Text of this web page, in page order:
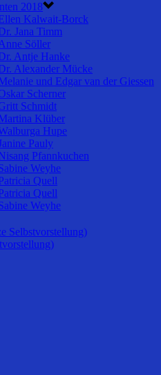
2018
Kalwait-Borck
Jana Timm
Anne Söller
Antje Hanke
Alexander Mücke
und Edgar van der Giessen
Scherner
Schmidt
Klüber
Hupe
Pauly
Pfannkuchen
Weyhe
Quell
Quell
Weyhe
Selbstvorstellung)